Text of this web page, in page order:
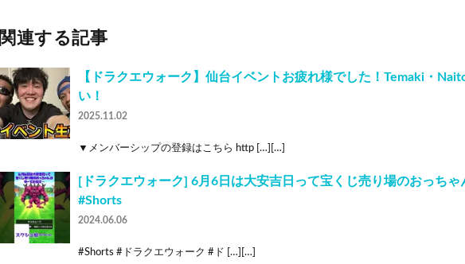
関連する記事
【ドラクエウォーク】仙台イベントお疲れ様でした！Temaki・
い！
2025.11.02
▼メンバーシップの登録はこちら http […][…]
[ドラクエウォーク] 6月6日は大安吉日って宝くじ売り場のおっちゃ
#Shorts
2024.06.06
#Shorts #ドラクエウォーク #ド […][…]